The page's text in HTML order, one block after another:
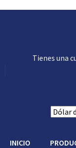
Tienes una
INICIO